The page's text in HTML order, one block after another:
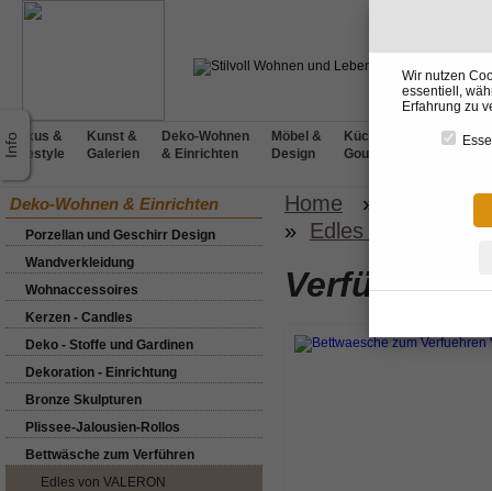
Luxus &
Lifestyle
Kunst &
Galerien
Deko-Wohnen
& Einrichten
Möbel &
Design
Küchen &
Gourmet
Deko-Wohnen & Einrichten
Porzellan und Geschirr Design
Wandverkleidung
Wohnaccessoires
Kerzen - Candles
Deko - Stoffe und Gardinen
Dekoration - Einrichtung
Bronze Skulpturen
Plissee-Jalousien-Rollos
Bettwäsche zum Verführen
Edles von VALERON
Home »
Deko-
» Edles von
Wir nutzen
essentiell,
Erfahrung zu